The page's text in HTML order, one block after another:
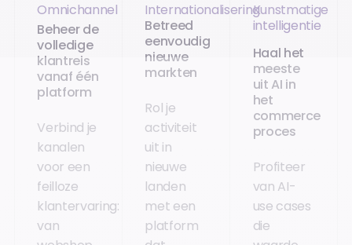
Omnichannel
Beheer de
volledige
klantreis
vanaf één
platform
Verbind je
kanalen
voor een
feilloze
klantervaring:
van
Internationalisering
Betreed
eenvoudig
nieuwe
markten
Rol je
activiteit
uit in
nieuwe
landen
met een
platform
Kunstmatige
intelligentie
Haal het
meeste
uit AI in
het
commerce
proces
Profiteer
van AI-
use cases
die